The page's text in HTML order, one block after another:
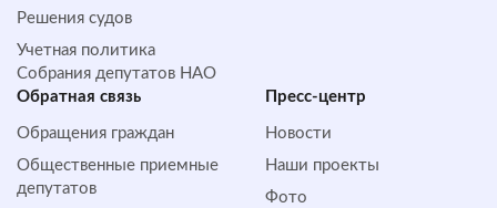
Решения судов
Учетная политика
Собрания депутатов НАО
Обратная cвязь
Обращения граждан
Общественные приемные
депутатов
Пресс-центр
Новости
Наши проекты
Фото